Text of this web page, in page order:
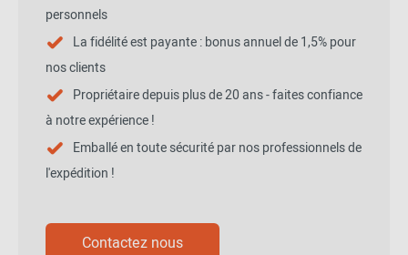
personnels
La fidélité est payante : bonus annuel de 1,5% pour
nos clients
Propriétaire depuis plus de 20 ans - faites confiance
à notre expérience !
Emballé en toute sécurité par nos professionnels de
l'expédition !
Contactez nous